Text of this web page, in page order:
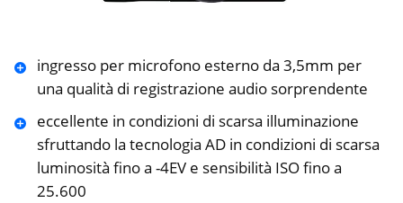
ingresso per microfono esterno da 3,5mm per
una qualità di registrazione audio sorprendente
eccellente in condizioni di scarsa illuminazione
sfruttando la tecnologia AD in condizioni di scarsa
luminosità fino a -4EV e sensibilità ISO fino a
25.600